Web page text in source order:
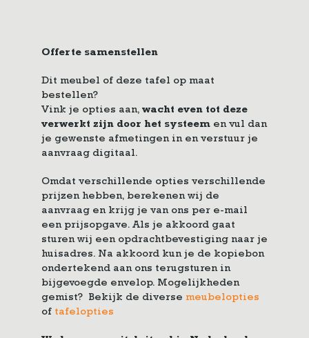
Offerte samenstellen
Dit meubel of deze tafel op maat
bestellen?
Vink je opties aan, wacht even tot deze
verwerkt zijn door het systeem en vul dan
je gewenste afmetingen in en verstuur je
aanvraag digitaal.
Omdat verschillende opties verschillende
prijzen hebben, berekenen wij de
aanvraag en krijg je van ons per e-mail
een prijsopgave. Als je akkoord gaat
sturen wij een opdrachtbevestiging naar je
huisadres. Na akkoord kun je de kopiebon
ondertekend aan ons terugsturen in
bijgevoegde envelop. Mogelijkheden
gemist? Bekijk de diverse meubelopties
of tafelopties